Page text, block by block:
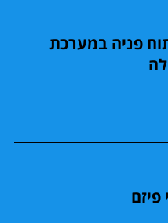
פניה במערכת